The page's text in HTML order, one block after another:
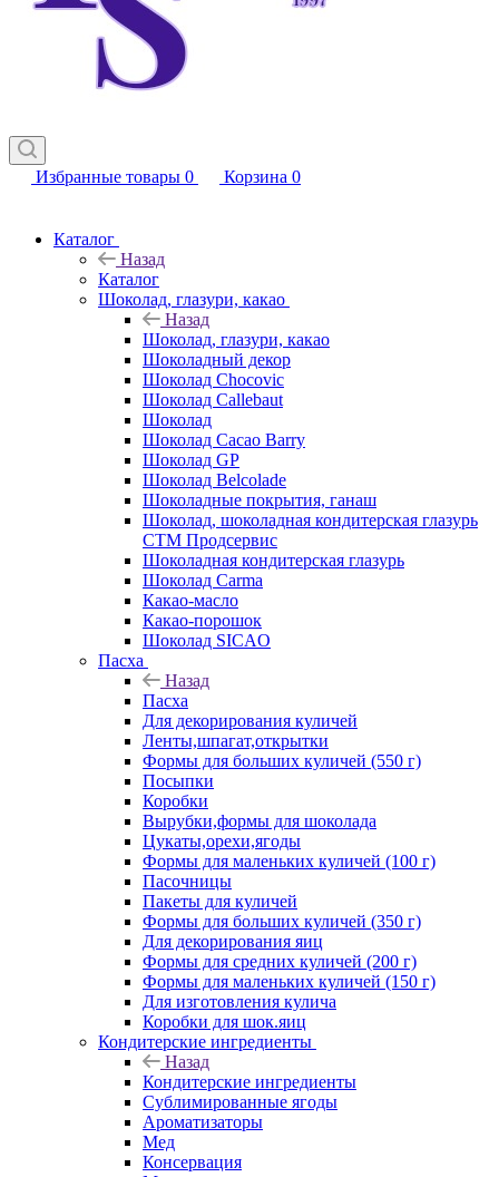
Избранные товары 0 Корзина 0
Каталог
Назад
Каталог
Шоколад, глазури, какао
Назад
Шоколад, глазури, какао
Шоколадный декор
Шоколад Chocovic
Шоколад Callebaut
Шоколад
Шоколад Cacao Barry
Шоколад GP
Шоколад Belcolade
Шоколадные покрытия, ганаш
Шоколад, шоколадная кондитерская глазурь
СТМ Продсервис
Шоколадная кондитерская глазурь
Шоколад Carma
Какао-масло
Какао-порошок
Шоколад SICAO
Пасха
Назад
Пасха
Для декорирования куличей
Ленты,шпагат,открытки
Формы для больших куличей (550 г)
Посыпки
Коробки
Вырубки,формы для шоколада
Цукаты,орехи,ягоды
Формы для маленьких куличей (100 г)
Пасочницы
Пакеты для куличей
Формы для больших куличей (350 г)
Для декорирования яиц
Формы для средних куличей (200 г)
Формы для маленьких куличей (150 г)
Для изготовления кулича
Коробки для шок.яиц
Кондитерские ингредиенты
Назад
Кондитерские ингредиенты
Сублимированные ягоды
Ароматизаторы
Мед
Консервация